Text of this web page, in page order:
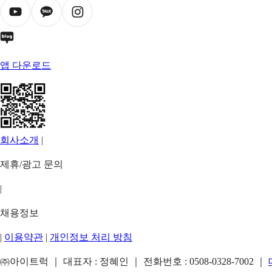
앱 다운로드
회사소개 |
제휴/광고 문의
|
채용정보
| 이용약관 | 개인정보 처리 방침
㈜아이트럭 ｜ 대표자 : 정혜인 ｜ 전화번호 : 0508-0328-7002